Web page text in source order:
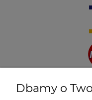
Dbamy o